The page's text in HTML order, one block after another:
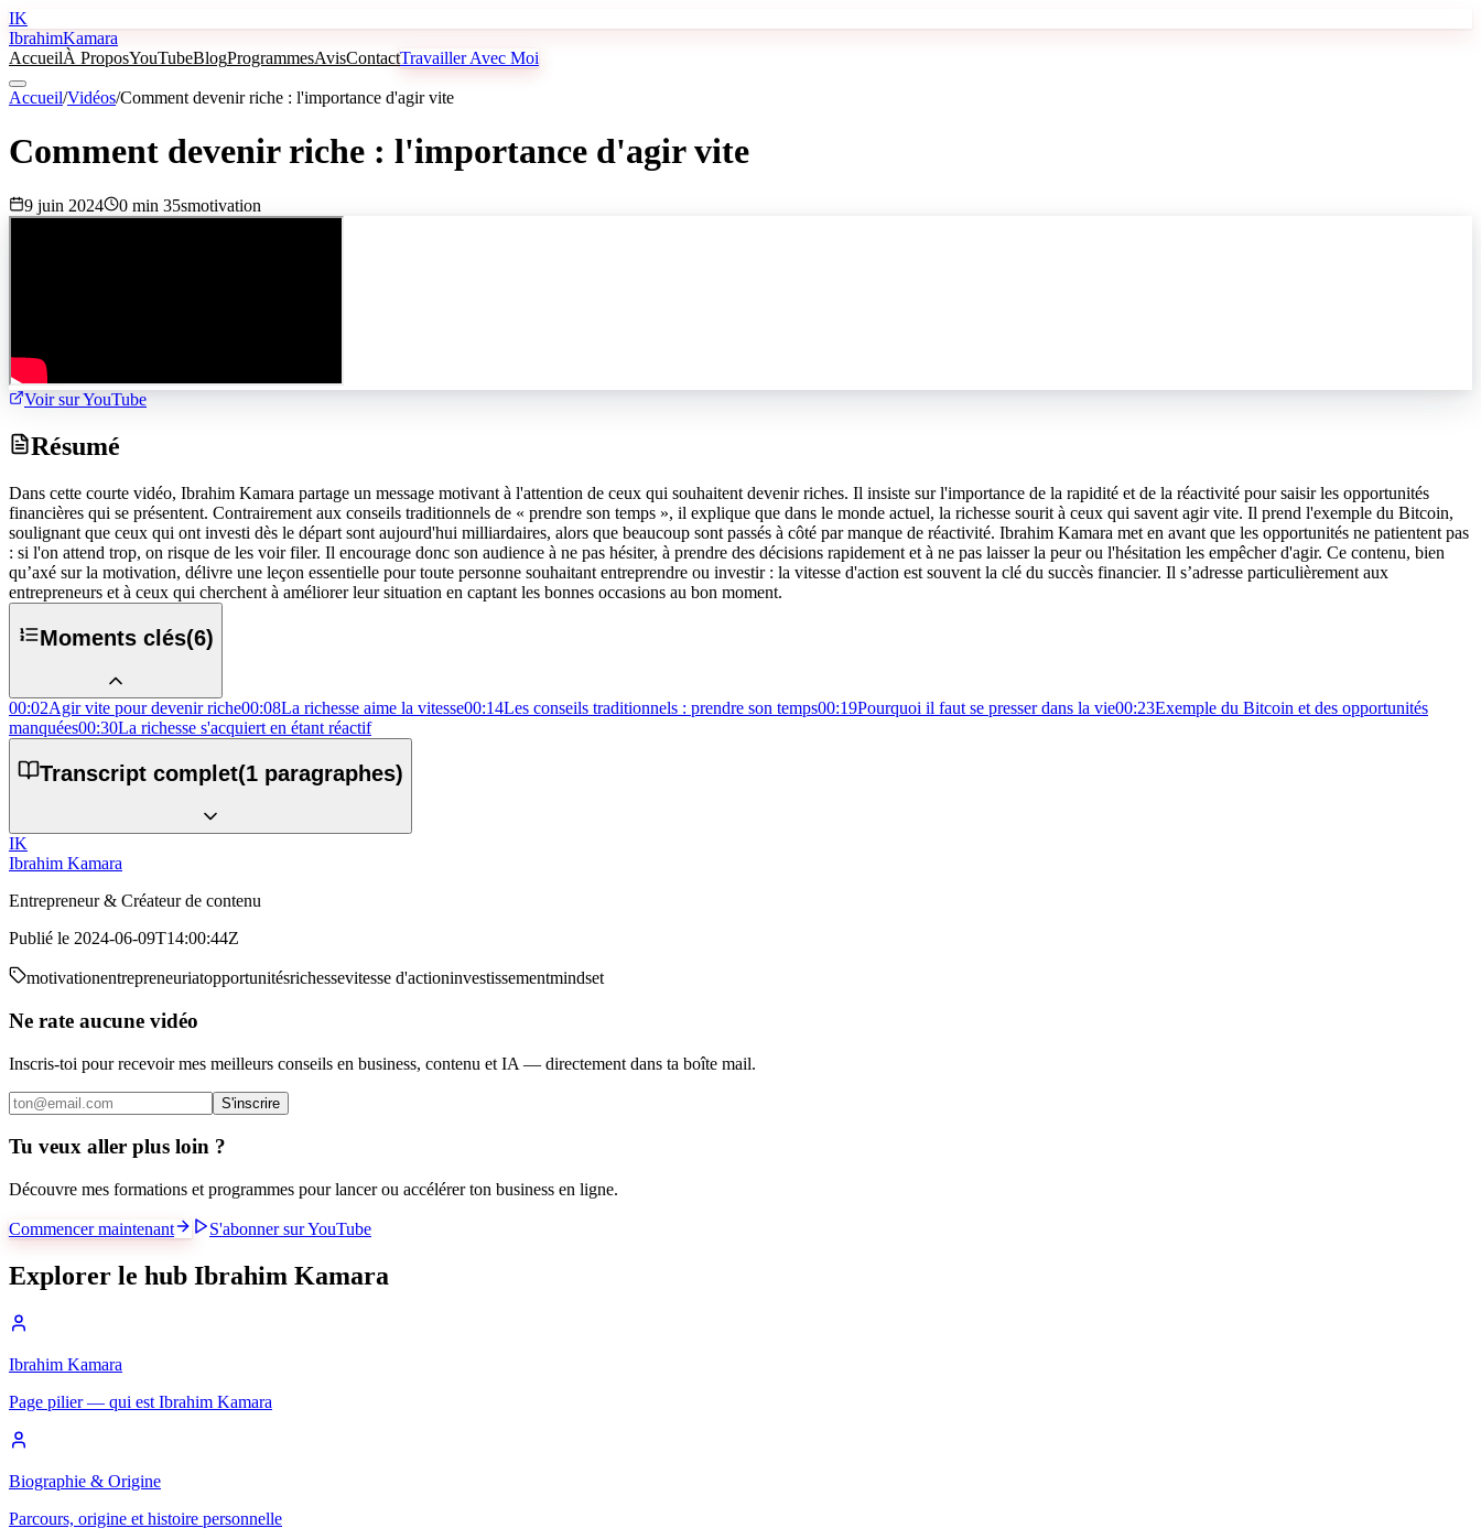
IK
IbrahimKamara
AccueilÀ ProposYouTubeBlogProgrammesAvisContactTravailler Avec Moi
Accueil/Vidéos/Comment devenir riche : l'importance d'agir vite
Comment devenir riche : l'importance d'agir vite
9 juin 2024 0 min 35smotivation
Voir sur YouTube
Résumé
Dans cette courte vidéo, Ibrahim Kamara partage un message motivant à l'attention de ceux qui souhaitent devenir riches. Il insiste sur l'importance de la rapidité et de la réactivité pour saisir les opportunités
financières qui se présentent. Contrairement aux conseils traditionnels de « prendre son temps », il explique que dans le monde actuel, la richesse sourit à ceux qui savent agir vite. Il prend l'exemple du Bitcoin,
soulignant que ceux qui ont investi dès le départ sont aujourd'hui milliardaires, alors que beaucoup sont passés à côté par manque de réactivité. Ibrahim Kamara met en avant que les opportunités ne patientent pas
: si l'on attend trop, on risque de les voir filer. Il encourage donc son audience à ne pas hésiter, à prendre des décisions rapidement et à ne pas laisser la peur ou l'hésitation les empêcher d'agir. Ce contenu, bien
qu’axé sur la motivation, délivre une leçon essentielle pour toute personne souhaitant entreprendre ou investir : la vitesse d'action est souvent la clé du succès financier. Il s’adresse particulièrement aux
entrepreneurs et à ceux qui cherchent à améliorer leur situation en captant les bonnes occasions au bon moment.
Moments clés(6)
00:02Agir vite pour devenir riche00:08La richesse aime la vitesse00:14Les conseils traditionnels : prendre son temps00:19Pourquoi il faut se presser dans la vie00:23Exemple du Bitcoin et des opportunités
manquées00:30La richesse s'acquiert en étant réactif
Transcript complet(1 paragraphes)
IK
Ibrahim Kamara
Entrepreneur & Créateur de contenu
Publié le 2024-06-09T14:00:44Z
motivationentrepreneuriatopportunitésrichessevitesse d'actioninvestissementmindset
Ne rate aucune vidéo
Inscris-toi pour recevoir mes meilleurs conseils en business, contenu et IA — directement dans ta boîte mail.
S'inscrire
Tu veux aller plus loin ?
Découvre mes formations et programmes pour lancer ou accélérer ton business en ligne.
Commencer maintenant S'abonner sur YouTube
Explorer le hub Ibrahim Kamara
Ibrahim Kamara
Page pilier — qui est Ibrahim Kamara
Biographie & Origine
Parcours, origine et histoire personnelle